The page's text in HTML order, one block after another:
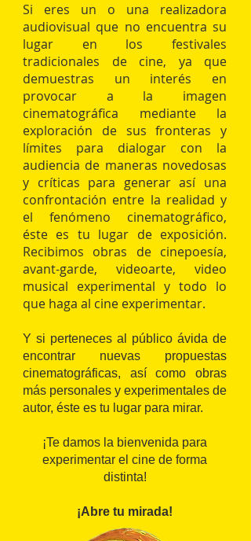
Si eres un o una realizadora
audiovisual que no encuentra su
lugar en los festivales
tradicionales de cine, ya que
demuestras un interés en
provocar a la imagen
cinematográfica mediante la
exploración de sus fronteras y
límites para dialogar con la
audiencia de maneras novedosas
y críticas para generar así una
confrontación entre la realidad y
el fenómeno cinematográfico,
éste es tu lugar de exposición.
Recibimos obras de cinepoesía,
avant-garde, videoarte, video
musical experimental y todo lo
que haga al cine experimentar.
Y si perteneces al público ávida de
encontrar nuevas propuestas
cinematográficas, así como obras
más personales y experimentales de
autor, éste es tu lugar para mirar.
¡Te damos la bienvenida para
experimentar el cine de forma
distinta!
¡Abre tu mirada!